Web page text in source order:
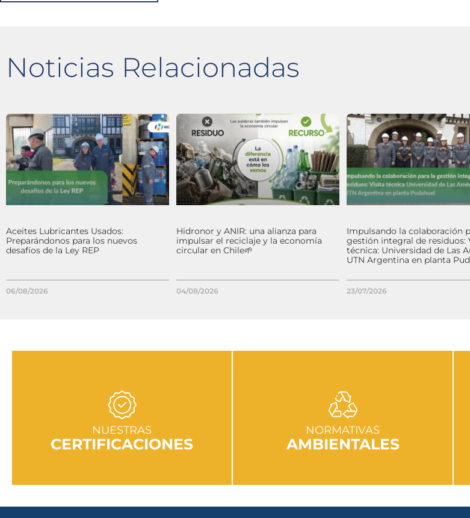
Noticias Relacionadas
Aceites Lubricantes Usados:
Preparándonos para los nuevos
desafíos de la Ley REP
06/08/2026
Hidronor y ANIR: una alianza para
impulsar el reciclaje y la economía
circular en Chile🌱
04/08/2026
Impulsando la colaboración
gestión integral de residuos:
técnica: Universidad de Las
UTN Argentina en planta
23/07/2026
NUESTRAS
CERTIFICACIONES
IR A SECCIÓN
NORMATIVAS
AMBIENTALES
IR A SECCIÓN